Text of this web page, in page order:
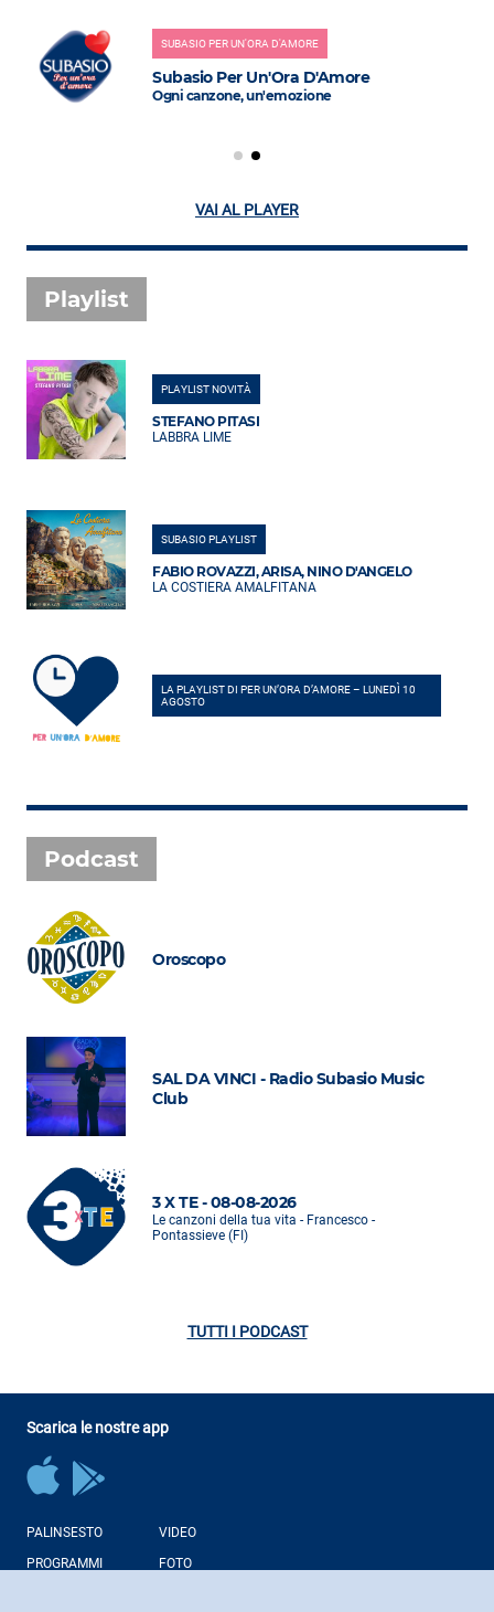
SUBASIO PER UN'ORA D'AMORE
Subasio Per Un'Ora D'Amore
Ogni canzone, un'emozione
VAI AL PLAYER
Playlist
PLAYLIST NOVITÀ
STEFANO PITASI
LABBRA LIME
SUBASIO PLAYLIST
FABIO ROVAZZI, ARISA, NINO D'ANGELO
LA COSTIERA AMALFITANA
LA PLAYLIST DI PER UN’ORA D’AMORE – LUNEDÌ 10
AGOSTO
Podcast
Oroscopo
SAL DA VINCI - Radio Subasio Music
Club
3 X TE - 08-08-2026
Le canzoni della tua vita - Francesco -
Pontassieve (FI)
TUTTI I PODCAST
Scarica le nostre app
PALINSESTO
PROGRAMMI
VIDEO
FOTO